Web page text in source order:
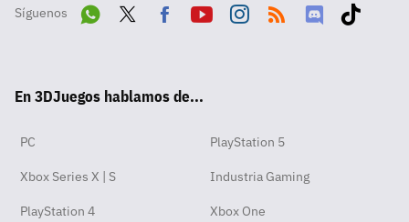
Síguenos
pp
ok
En 3DJuegos hablamos de...
PC PlayStation 5
Xbox Series X | S Industria Gaming
PlayStation 4 Xbox One